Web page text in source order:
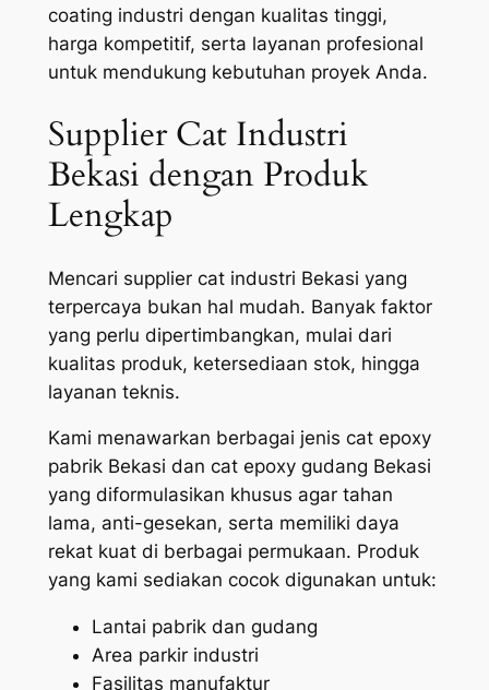
coating industri dengan kualitas tinggi,
harga kompetitif, serta layanan profesional
untuk mendukung kebutuhan proyek Anda.
Supplier Cat Industri
Bekasi dengan Produk
Lengkap
Mencari supplier cat industri Bekasi yang
terpercaya bukan hal mudah. Banyak faktor
yang perlu dipertimbangkan, mulai dari
kualitas produk, ketersediaan stok, hingga
layanan teknis.
Kami menawarkan berbagai jenis cat epoxy
pabrik Bekasi dan cat epoxy gudang Bekasi
yang diformulasikan khusus agar tahan
lama, anti-gesekan, serta memiliki daya
rekat kuat di berbagai permukaan. Produk
yang kami sediakan cocok digunakan untuk:
Lantai pabrik dan gudang
Area parkir industri
Fasilitas manufaktur